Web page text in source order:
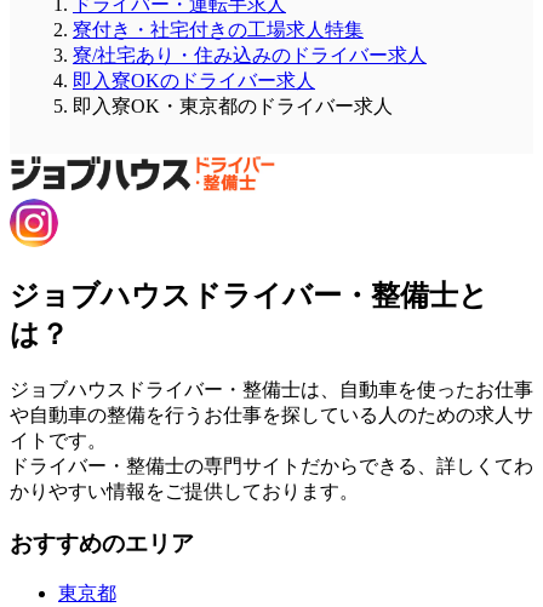
ドライバー・運転手求人
寮付き・社宅付きの工場求人特集
寮/社宅あり・住み込みのドライバー求人
即入寮OKのドライバー求人
即入寮OK・東京都のドライバー求人
ジョブハウスドライバー・整備士と
は？
ジョブハウスドライバー・整備士は、自動車を使ったお仕事
や自動車の整備を行うお仕事を探している人のための求人サ
イトです。
ドライバー・整備士の専門サイトだからできる、詳しくてわ
かりやすい情報をご提供しております。
おすすめのエリア
東京都